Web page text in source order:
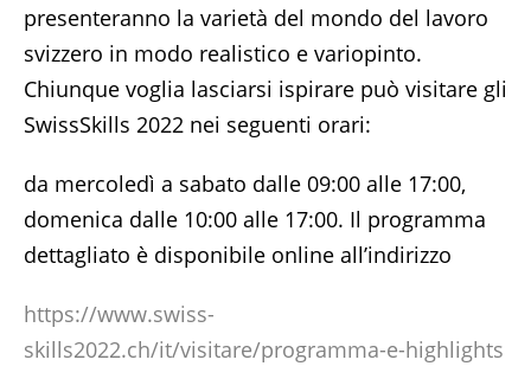
presenteranno la varietà del mondo del lavoro
svizzero in modo realistico e variopinto.
Chiunque voglia lasciarsi ispirare può visitare gli
SwissSkills 2022 nei seguenti orari:
da mercoledì a sabato dalle 09:00 alle 17:00,
domenica dalle 10:00 alle 17:00. Il programma
dettagliato è disponibile online all’indirizzo
https://www.swiss-
skills2022.ch/it/visitare/programma-e-highlights